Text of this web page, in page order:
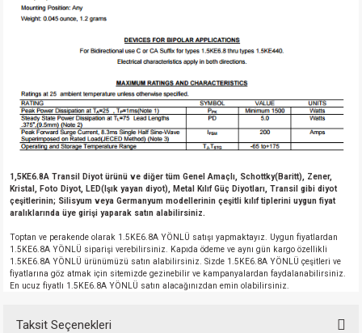
1,5KE6.8A Transil Diyot ürünü ve diğer tüm Genel Amaçlı, Schottky(Baritt), Zener,
Kristal, Foto Diyot, LED(Işık yayan diyot), Metal Kılıf Güç Diyotları, Transil gibi diyot
çeşitlerinin; Silisyum veya Germanyum modellerinin çeşitli kılıf tiplerini uygun fiyat
aralıklarında üye girişi yaparak satın alabilirsiniz.
Toptan ve perakende olarak 1.5KE6.8A YÖNLÜ satışı yapmaktayız. Uygun fiyatlardan
1.5KE6.8A YÖNLÜ siparişi verebilirsiniz. Kapıda ödeme ve aynı gün kargo özellikli
1.5KE6.8A YÖNLÜ ürünümüzü satın alabilirsiniz. Sizde 1.5KE6.8A YÖNLÜ çeşitleri ve
fiyatlarına göz atmak için sitemizde gezinebilir ve kampanyalardan faydalanabilirsiniz.
En ucuz fiyatlı 1.5KE6.8A YÖNLÜ satın alacağınızdan emin olabilirsiniz.
Taksit Seçenekleri